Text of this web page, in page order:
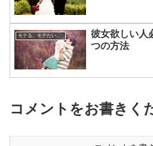
モテる、モテたい、今すぐ役立つ恋愛心理学
彼女欲しい人
つの方法
コメントをお書きく